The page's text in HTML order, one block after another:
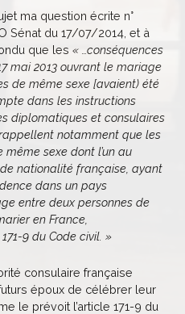
ma question écrite n°
Sénat du 17/07/2014, et à
que les « …conséquences
mai 2013 ouvrant le mariage
de même sexe [avaient) été
dans les instructions
diplomatiques et consulaires
notamment que les
sexe dont l’un au
nationalité française, ayant
dans un pays
entre deux personnes de
en France,
9 du Code civil. »
consulaire française
époux de célébrer leur
le prévoit l’article 171-9 du